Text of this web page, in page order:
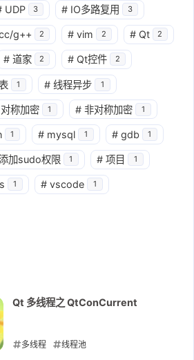
道德经
UDP 3 # IO多路复用 3
g++ 2 # vim 2 # Qt 2
# 道家 2 # Qt控件 2
1 # 线程异步 1
对称加密 1 # 非对称加密 1
1 # mysql 1 # gdb 1
加sudo权限 1 # 项目 1
1 # vscode 1
Qt 多线程之 QtConCurrent
多线程 线程池